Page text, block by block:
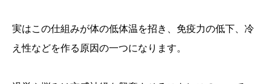
実はこの仕組みが体の低体温を招き、免疫力の低下、冷
え性などを作る原因の一つになります。